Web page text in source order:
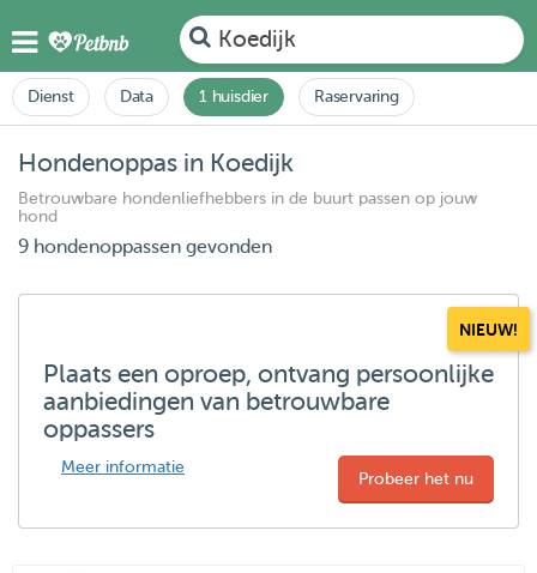
Koedijk
Dienst Data 1 huisdier Raservaring
Hondenoppas in Koedijk
Betrouwbare hondenliefhebbers in de buurt passen op jouw
hond
9 hondenoppassen gevonden
NIEUW!
Plaats een oproep, ontvang persoonlijke
aanbiedingen van betrouwbare
oppassers
Meer informatie
Probeer het nu